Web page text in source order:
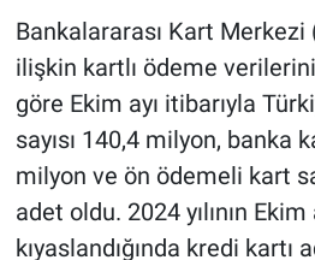
Bankalararası Kart Merkezi
ilişkin kartlı ödeme verilerini
göre Ekim ayı itibarıyla
sayısı 140,4 milyon, banka
milyon ve ön ödemeli kart
adet oldu. 2024 yılının Ekim
kıyaslandığında kredi kartı